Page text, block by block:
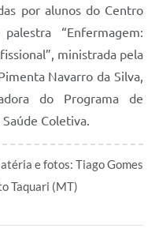
por alunos do Centro
“Enfermagem:
ministrada pela
Navarro da Silva,
do Programa de
Coletiva.
e fotos: Tiago Gomes
Taquari (MT)